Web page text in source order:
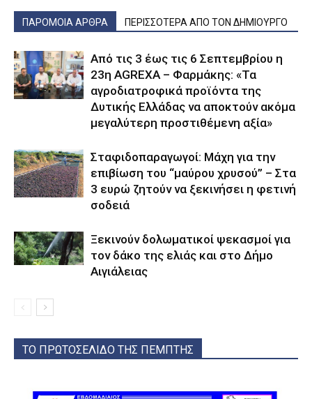
ΠΑΡΟΜΟΙΑ ΑΡΘΡΑ ΠΕΡΙΣΣΟΤΕΡΑ ΑΠΟ ΤΟΝ ΔΗΜΙΟΥΡΓΟ
Από τις 3 έως τις 6 Σεπτεμβρίου η
23η AGREXA – Φαρμάκης: «Τα
αγροδιατροφικά προϊόντα της
Δυτικής Ελλάδας να αποκτούν ακόμα
μεγαλύτερη προστιθέμενη αξία»
Σταφιδοπαραγωγοί: Μάχη για την
επιβίωση του “μαύρου χρυσού” – Στα
3 ευρώ ζητούν να ξεκινήσει η φετινή
σοδειά
Ξεκινούν δολωματικοί ψεκασμοί για
τον δάκο της ελιάς και στο Δήμο
Αιγιάλειας
ΤΟ ΠΡΩΤΟΣΕΛΙΔΟ ΤΗΣ ΠΕΜΠΤΗΣ